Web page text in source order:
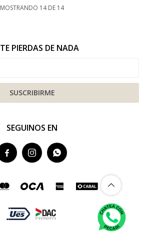
MOSTRANDO 14DE 14
SEGUINOS EN
  
PIERDAS DE NADA
SUSCRIBIRME